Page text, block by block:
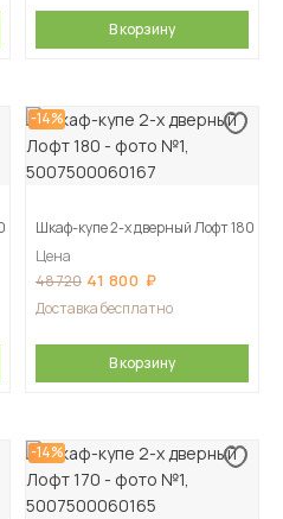
В корзину
-14%
Шкаф-купе 2-х дверный Лофт 180
Цена
48 720 41 800
Доставка бесплатно
В корзину
-14%